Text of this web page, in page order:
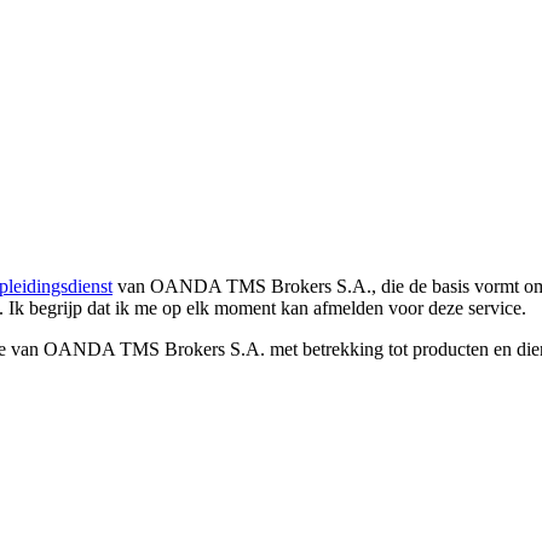
van OANDA TMS Brokers S.A., die de basis vormt
Ik begrijp dat ik me op elk moment kan afmelden voor deze service.
OANDA TMS Brokers S.A. met betrekking tot producten en